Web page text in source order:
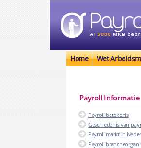
Home Wet
Payroll Informatie
Payroll betekenis
Geschiedenis van
Payroll markt in
Payroll